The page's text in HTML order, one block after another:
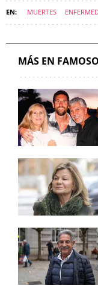
MUERTES
MÁS EN